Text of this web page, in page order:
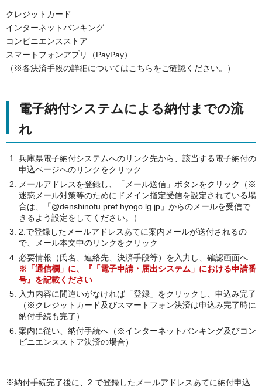
クレジットカード
インターネットバンキング
コンビニエンスストア
スマートフォンアプリ（PayPay）
（ ※各決済手段の詳細についてはこちらをご確認ください。 ）
電子納付システムによる納付までの流
れ
兵庫県電子納付システムへのリンク先から、該当する電子納付の
申込ページへのリンクをクリック
メールアドレスを登録し、「メール送信」ボタンをクリック（※
迷惑メール対策等のためにドメイン指定受信を設定されている場
合は、「@denshinofu.pref.hyogo.lg.jp」からのメールを受信で
きるよう設定をしてください。）
2.で登録したメールアドレスあてに案内メールが送付されるの
で、メール本文中のリンクをクリック
必要情報（氏名、連絡先、決済手段等）を入力し、確認画面へ
※「通信欄」に、『「電子申請・届出システム」における申請番
号』を記載ください
入力内容に間違いがなければ「登録」をクリックし、申込み完了
（※クレジットカード及びスマートフォン決済は申込み完了時に
納付手続も完了）
案内に従い、納付手続へ（※インターネットバンキング及びコン
ビニエンスストア決済の場合）
※納付手続完了後に、2.で登録したメールアドレスあてに納付申込